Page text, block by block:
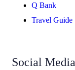
Q Bank
Travel Guide
Social Media